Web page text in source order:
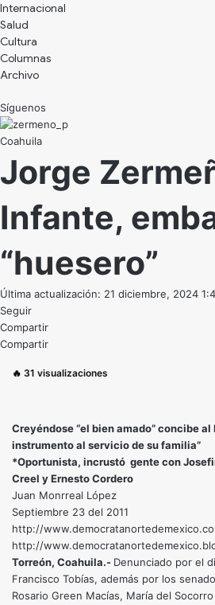
Internacional
Salud
Cultura
Archivo
Síguenos
Coahuila
Jorge
Infante,
“huesero”
Última actualización: 21 diciembre, 2024
Seguir
Compartir
Compartir
🔥 31 visualizaciones
Creyéndose “el bien amado” concibe al
instrumento al servicio de su familia”
*Oportunista, incrustó gente con
Creel y Ernesto Cordero
Juan Monrreal López
Septiembre 23 del 2011
http://
http://
Torreón, Coahuila.- Denunciado por el
Francisco Tobías, además por los
Rosario Green Macías, María del